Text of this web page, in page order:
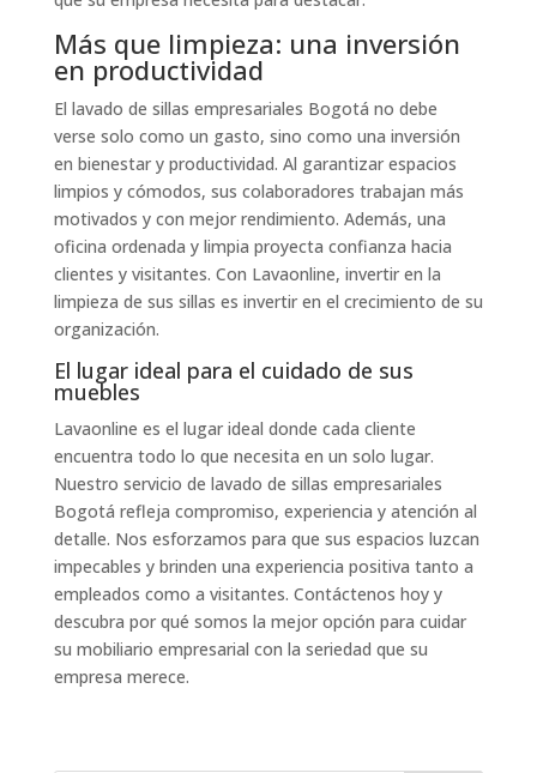
Más que limpieza: una inversión
en productividad
El lavado de sillas empresariales Bogotá no debe
verse solo como un gasto, sino como una inversión
en bienestar y productividad. Al garantizar espacios
limpios y cómodos, sus colaboradores trabajan más
motivados y con mejor rendimiento. Además, una
oficina ordenada y limpia proyecta confianza hacia
clientes y visitantes. Con Lavaonline, invertir en la
limpieza de sus sillas es invertir en el crecimiento de su
organización.
El lugar ideal para el cuidado de sus
muebles
Lavaonline es el lugar ideal donde cada cliente
encuentra todo lo que necesita en un solo lugar.
Nuestro servicio de lavado de sillas empresariales
Bogotá refleja compromiso, experiencia y atención al
detalle. Nos esforzamos para que sus espacios luzcan
impecables y brinden una experiencia positiva tanto a
empleados como a visitantes. Contáctenos hoy y
descubra por qué somos la mejor opción para cuidar
su mobiliario empresarial con la seriedad que su
empresa merece.